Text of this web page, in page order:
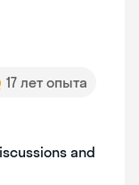
17 лет опыта
and